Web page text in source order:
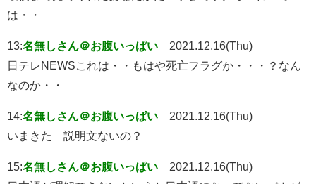
は・・
13:名無しさん＠お腹いっぱい
2021.12.16(Thu)
日テレNEWSこれは・・もはや死亡フラグか・・・？なん
なのか・・
14:名無しさん＠お腹いっぱい
2021.12.16(Thu)
いまきた 説明文ないの？
15:名無しさん＠お腹いっぱい
2021.12.16(Thu)